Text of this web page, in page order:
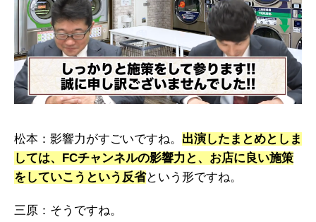
松本：影響力がすごいですね。 出演したまとめとしま
しては、FCチャンネルの影響力と、お店に良い施策
をしていこうという反省という形ですね。
三原：そうですね。